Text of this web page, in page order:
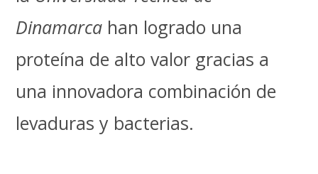
Dinamarca han logrado una
proteína de alto valor gracias a
una innovadora combinación de
levaduras y bacterias.